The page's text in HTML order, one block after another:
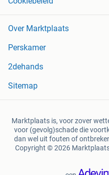
Over Marktplaats
Perskamer
2dehands
Sitemap
Marktplaats is, voor zover
voor (gevolg)schade die
dan wel uit fouten of
Copyright © 2026